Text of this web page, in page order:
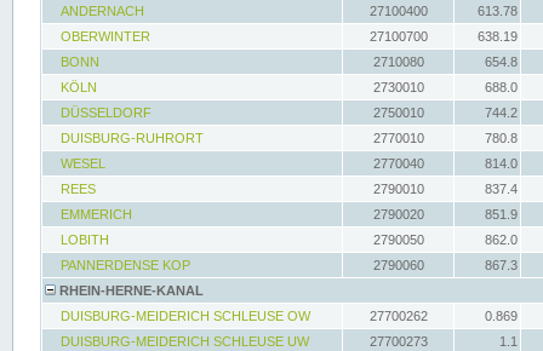
ANDERNACH
27100400
613.78
OBERWINTER
27100700
638.19
BONN
2710080
654.8
KÖLN
2730010
688.0
DÜSSELDORF
2750010
744.2
DUISBURG-RUHRORT
2770010
780.8
WESEL
2770040
814.0
REES
2790010
837.4
EMMERICH
2790020
851.9
LOBITH
2790050
862.0
PANNERDENSE KOP
2790060
867.3
RHEIN-HERNE-KANAL
DUISBURG-MEIDERICH SCHLEUSE OW
27700262
0.869
DUISBURG-MEIDERICH SCHLEUSE UW
27700273
1.1